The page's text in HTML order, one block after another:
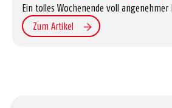
Ein tolles Wochenende voll
Zum Artikel